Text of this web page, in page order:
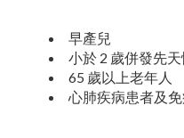
早產兒
小於 2 歲併發先
65 歲以上老年人
心肺疾病患者及